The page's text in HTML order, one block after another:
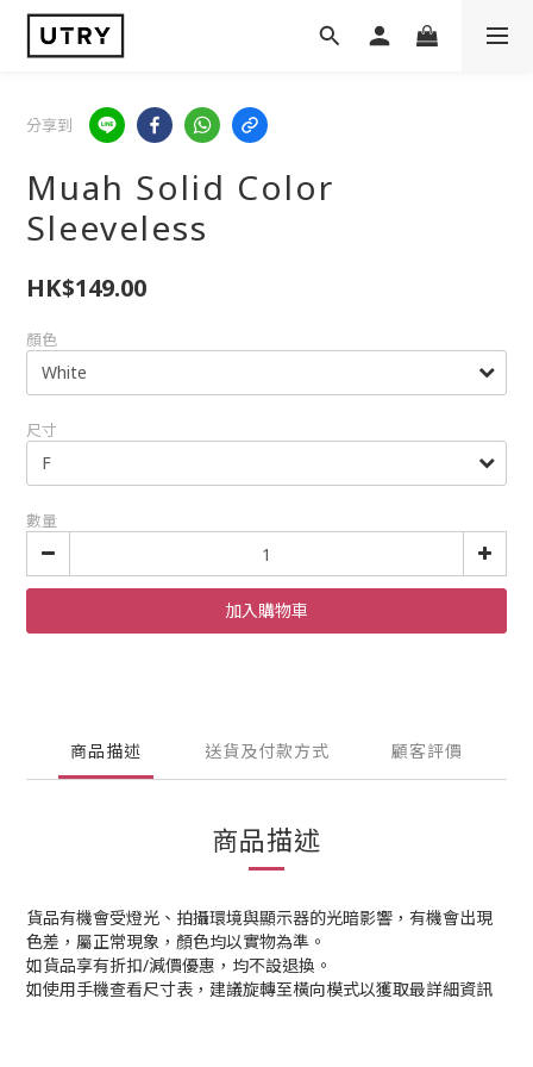
分享到
Muah Solid Color
Sleeveless
HK$149.00
顏色
尺寸
數量
加入購物車
商品描述 送貨及付款方式 顧客評價
商品描述
貨品有機會受燈光、拍攝環境與顯示器的光暗影響，有機會出現
色差，屬正常現象，顏色均以實物為準。
如貨品享有折扣/減價優惠，均不設退換。
如使用手機查看尺寸表，建議旋轉至橫向模式以獲取最詳細資訊